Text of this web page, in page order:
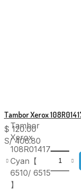
Tambor Xerox
$ 120.00
S/ 406.80
Tambor
Xerox
108R01417
Cyan【
6510/ 6515
】